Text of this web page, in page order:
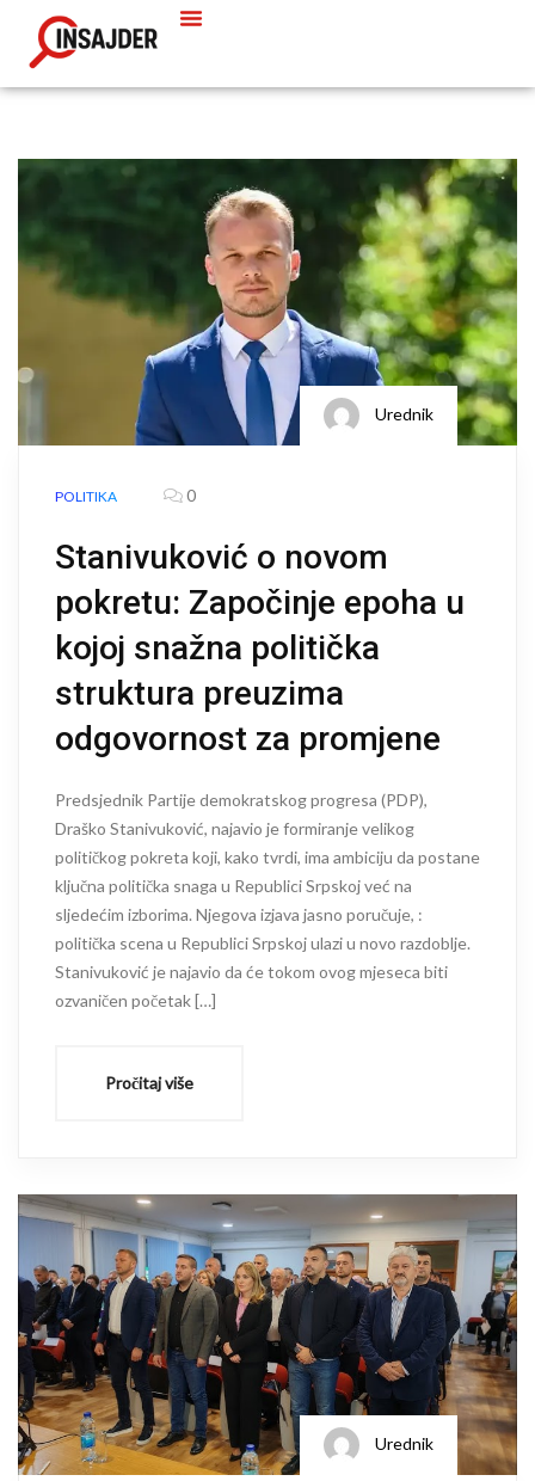
Urednik
POLITIKA 0
Stanivuković o novom
pokretu: Započinje epoha u
kojoj snažna politička
struktura preuzima
odgovornost za promjene
Predsjednik Partije demokratskog progresa (PDP),
Draško Stanivuković, najavio je formiranje velikog
političkog pokreta koji, kako tvrdi, ima ambiciju da postane
ključna politička snaga u Republici Srpskoj već na
sljedećim izborima. Njegova izjava jasno poručuje, :
politička scena u Republici Srpskoj ulazi u novo razdoblje.
Stanivuković je najavio da će tokom ovog mjeseca biti
ozvaničen početak […]
Pročitaj više
Urednik